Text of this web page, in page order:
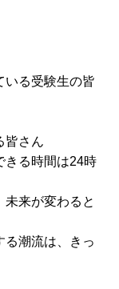
いる受験生の皆
皆さん
きる時間は24時
来が変わると
る潮流は、きっ